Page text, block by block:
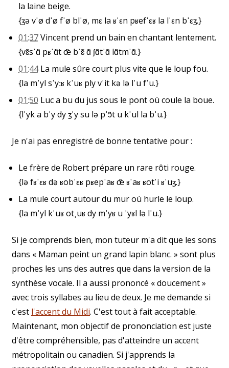
la laine beige.
{ʒə vˈø dˈø fˈø blˈø, mɛ la ʁˈɛn pʁefˈɛʁ la lˈɛn bˈɛʒ.}
01:37Vincent prend un bain en chantant lentement.
{vɛ̃sˈɑ̃ pʁˈɑ̃t œ̃ bˈɛ̃ ɑ̃ ʃɑ̃tˈɑ̃ lɑ̃tmˈɑ̃.}
01:44La mule sûre court plus vite que le loup fou.
{la mˈyl sˈyːʁ kˈuʁ ply vˈit kə lə lˈu fˈu.}
01:50 Luc a bu du jus sous le pont où coule la boue.
{lˈyk a bˈy dy ʒˈy su lə pˈɔ̃t u kˈul la bˈu.}
Je n'ai pas enregistré de bonne tentative pour :
Le frère de Robert prépare un rare rôti rouge.
{lə fʁˈɛʁ də ʁobˈɛʁ pʁepˈaʁ œ̃ ʁˈaʁ ʁotˈi ʁˈuʒ.}
La mule court autour du mur où hurle le loup.
{la mˈyl kˈuʁ otˌuʁ dy mˈyʁ u ˈyʁl lə lˈu.}
Si je comprends bien, mon tuteur m'a dit que les sons
dans « Maman peint un grand lapin blanc. » sont plus
proches les uns des autres que dans la version de la
synthèse vocale. Il a aussi prononcé « doucement »
avec trois syllabes au lieu de deux. Je me demande si
c'est l'accent du Midi. C'est tout à fait acceptable.
Maintenant, mon objectif de prononciation est juste
d'être compréhensible, pas d'atteindre un accent
métropolitain ou canadien. Si j'apprends la